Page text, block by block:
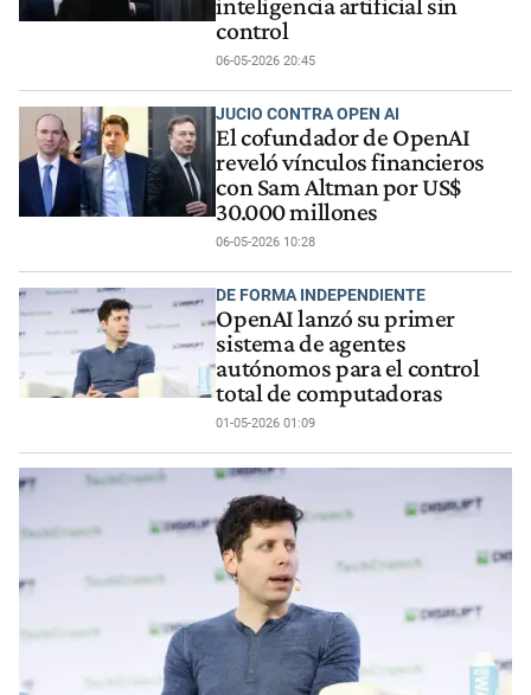
inteligencia artificial sin
control
06-05-2026 20:45
JUCIO CONTRA OPEN AI
El cofundador de OpenAI
reveló vínculos financieros
con Sam Altman por US$
30.000 millones
06-05-2026 10:28
DE FORMA INDEPENDIENTE
OpenAI lanzó su primer
sistema de agentes
autónomos para el control
total de computadoras
01-05-2026 01:09